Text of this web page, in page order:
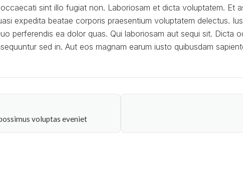
sint illo fugiat non. Laboriosam et dicta voluptatem. Et
expedita beatae corporis praesentium voluptatem delectus.
perferendis ea dolor quas. Qui laboriosam aut sequi sit. Dicta
sed in. Aut eos magnam earum iusto quibusdam
voluptas eveniet